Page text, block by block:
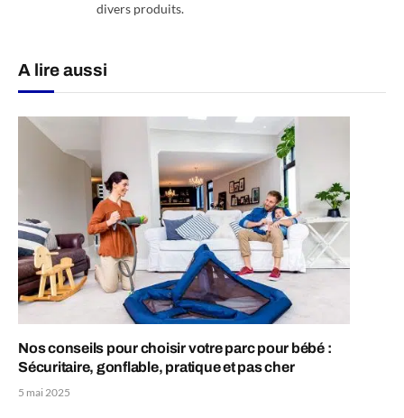
divers produits.
A lire aussi
Nos conseils pour choisir votre parc pour bébé :
Sécuritaire, gonflable, pratique et pas cher
5 mai 2025